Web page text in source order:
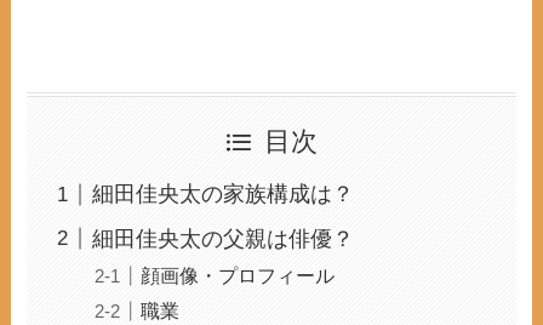
目次
細田佳央太の家族構成は？
細田佳央太の父親は俳優？
顔画像・プロフィール
職業